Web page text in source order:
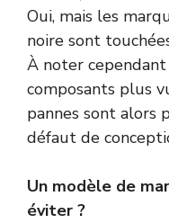
Oui, mais les
noire sont
À noter
composants plus
pannes sont alors
défaut de
Un modèle de
éviter ?